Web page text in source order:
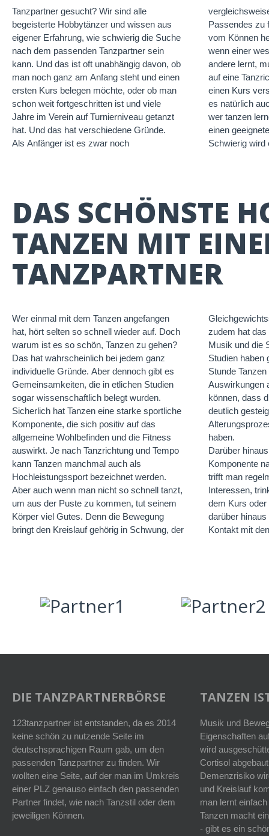
Tanzpartner gesucht? Wir sind alle
begeisterte Hobbytänzer und wissen aus
eigener Erfahrung, wie schwierig die Suche
nach dem passenden Tanzpartner sein
kann. Und das ist oft unabhängig davon, ob
man noch ganz am Anfang steht und einen
ersten Kurs belegen möchte, oder ob man
schon weit fortgeschritten ist und viele
Jahre im Verein auf Turnierniveau getanzt
hat. Und das hat verschiedene Gründe.
Als Anfänger ist es zwar noch
Passendes zu
vom Können
wenn einer
andere lernt,
auf eine
einen Kurs
es natürlich
wer tanzen
einen
Schwierig wird
DAS SCHÖNSTE
TANZEN MIT
TANZPARTNER
Wer einmal mit dem Tanzen angefangen
hat, hört selten so schnell wieder auf. Doch
warum ist es so schön, Tanzen zu gehen?
Das hat wahrscheinlich bei jedem ganz
individuelle Gründe. Aber dennoch gibt es
Gemeinsamkeiten, die in etlichen Studien
sogar wissenschaftlich belegt wurden.
Sicherlich hat Tanzen eine starke sportliche
Komponente, die sich positiv auf das
allgemeine Wohlbefinden und die Fitness
auswirkt. Je nach Tanzrichtung und Tempo
kann Tanzen manchmal auch als
Hochleistungssport bezeichnet werden.
Aber auch wenn man nicht so schnell tanzt,
um aus der Puste zu kommen, tut seinem
Körper viel Gutes. Denn die Bewegung
bringt den Kreislauf gehörig in Schwung, der
zudem hat das
Musik und die
Studien haben
Stunde
Auswirkungen
können, dass
deutlich
haben.
Darüber
Komponente
trifft man
Interessen,
dem Kurs oder
darüber
Kontakt mit
geradezu ideal.
manchmal
ist, immer
gehen,
tanzen, dass
und es sich
DIE TANZPARTNERBÖRSE
123tanzpartner ist entstanden, da es 2014
keine schön zu nutzende Seite im
deutschsprachigen Raum gab, um den
passenden Tanzpartner zu finden. Wir
wollten eine Seite, auf der man im Umkreis
einer PLZ genauso einfach den passenden
Partner findet, wie nach Tanzstil oder dem
jeweiligen Können.
TANZEN
Musik und
Eigenschaften
wird
Cortisol
Demenzrisiko
und Kreislauf
man lernt
Tanzen macht
- gibt es ein